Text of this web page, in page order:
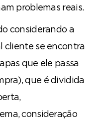
problemas reais.
considerando a
cliente se encontra
que ele passa
que é dividida
consideração